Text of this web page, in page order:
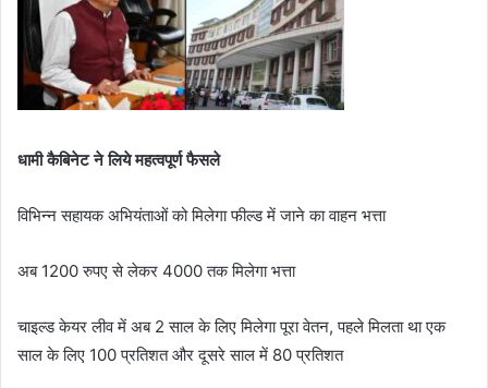
n
e
m
a
i
धामी कैबिनेट ने लिये महत्वपूर्ण फैसले
विभिन्न सहायक अभियंताओं को मिलेगा फील्ड में जाने का वाहन भत्ता
अब 1200 रुपए से लेकर 4000 तक मिलेगा भत्ता
चाइल्ड केयर लीव में अब 2 साल के लिए मिलेगा पूरा वेतन, पहले मिलता था एक
साल के लिए 100 प्रतिशत और दूसरे साल में 80 प्रतिशत